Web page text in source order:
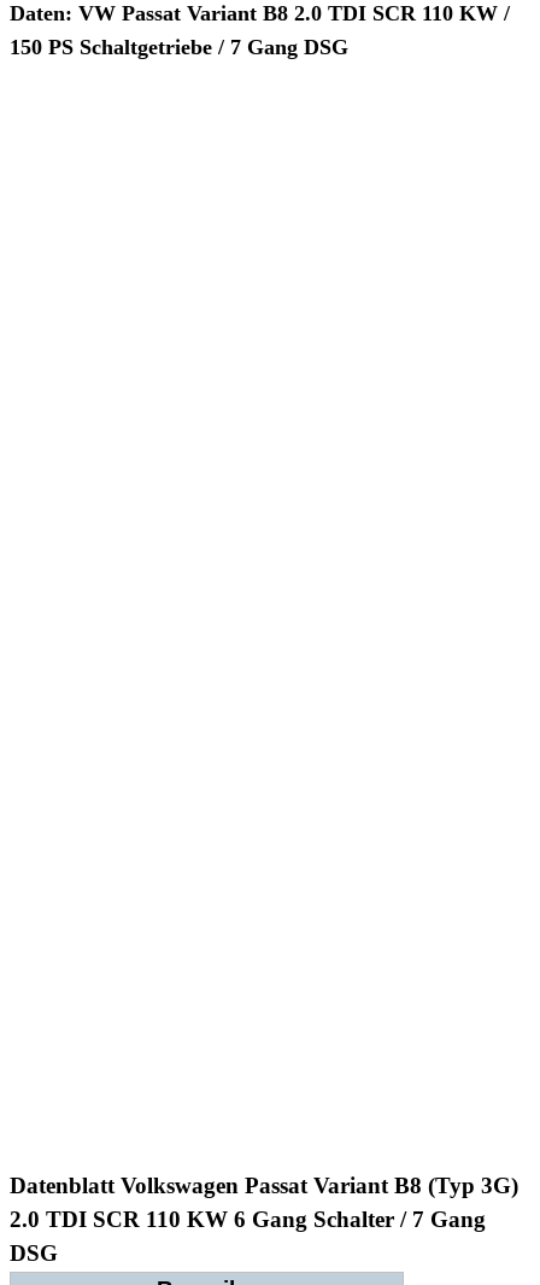
Daten: VW Passat Variant B8 2.0 TDI SCR 110 KW /
150 PS Schaltgetriebe / 7 Gang DSG
Datenblatt Volkswagen Passat Variant B8 (Typ 3G)
2.0 TDI SCR 110 KW 6 Gang Schalter / 7 Gang
DSG